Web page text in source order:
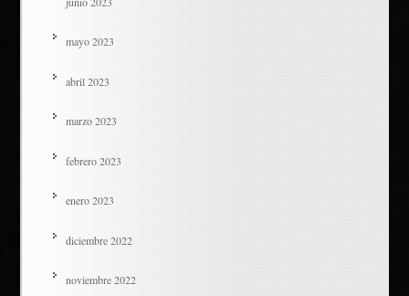
mayo 2023
abril 2023
marzo 2023
febrero 2023
enero 2023
diciembre 2022
noviembre 2022